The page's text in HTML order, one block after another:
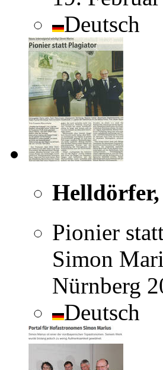
Deutsch
Helldörfer,
Pionier
Simon
Nürnberg
Deutsch